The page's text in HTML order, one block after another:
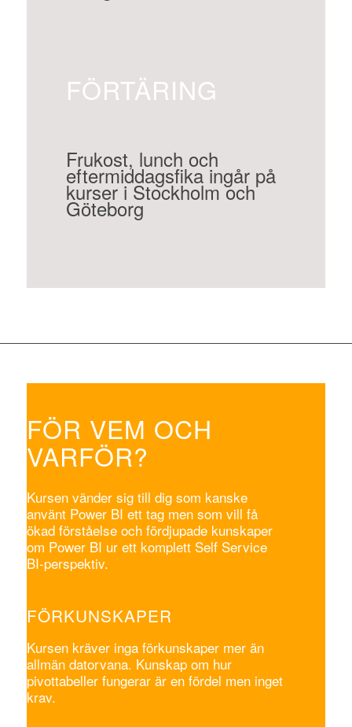
FÖRTÄRING
Frukost, lunch och
eftermiddagsfika ingår på
kurser i Stockholm och
Göteborg
FÖR VEM OCH
VARFÖR?
Kursen vänder sig till dig som kanske
använt Power BI ett tag men som vill få
ökad förståelse och fördjupade kunskaper
om Power BI ur ett komplett Self Service
BI-perspektiv.
FÖRKUNSKAPER
Kursen kräver inga förkunskaper mer än
allmän datorvana. Kunskap om hur
pivottabeller fungerar är en fördel men inget
krav.